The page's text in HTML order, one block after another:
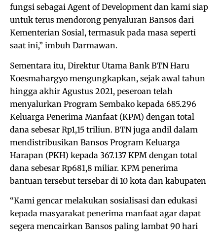
fungsi sebagai Agent of Development dan kami siap
untuk terus mendorong penyaluran Bansos dari
Kementerian Sosial, termasuk pada masa seperti
saat ini,” imbuh Darmawan.
Sementara itu, Direktur Utama Bank BTN Haru
Koesmahargyo mengungkapkan, sejak awal tahun
hingga akhir Agustus 2021, peseroan telah
menyalurkan Program Sembako kepada 685.296
Keluarga Penerima Manfaat (KPM) dengan total
dana sebesar Rp1,15 triliun. BTN juga andil dalam
mendistribusikan Bansos Program Keluarga
Harapan (PKH) kepada 367.137 KPM dengan total
dana sebesar Rp681,8 miliar. KPM penerima
bantuan tersebut tersebar di 10 kota dan kabupaten
“Kami gencar melakukan sosialisasi dan edukasi
kepada masyarakat penerima manfaat agar dapat
segera mencairkan Bansos paling lambat 90 hari